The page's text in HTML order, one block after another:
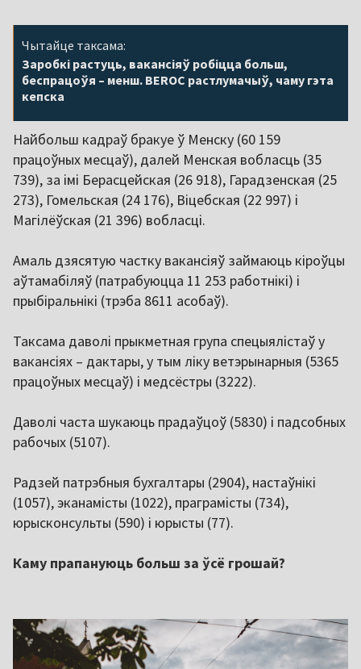
Чытайце таксама:
Заробкі растуць, вакансіяў робіцца больш,
беспрацоўя – менш. BEROC растлумачыў, чаму гэта
кепска
Найбольш кадраў бракуе ў Менску (60 159
працоўных месцаў), далей Менская вобласць (35
739), за імі Берасцейская (26 918), Гарадзенская (25
273), Гомельская (24 176), Віцебская (22 997) і
Магілёўская (21 396) вобласці.
Амаль дзясятую частку вакансіяў займаюць кіроўцы
аўтамабіляў (патрабуюцца 11 253 работнікі) і
прыбіральнікі (трэба 8611 асобаў).
Таксама даволі прыкметная група спецыялістаў у
вакансіях – дактары, у тым ліку ветэрынарныя (5365
працоўных месцаў) і медсёстры (3222).
Даволі часта шукаюць прадаўцоў (5830) і падсобных
рабочых (5107).
Радзей патрэбныя бухгалтары (2904), настаўнікі
(1057), эканамісты (1022), праграмісты (734),
юрысконсульты (590) і юрысты (77).
Каму прапануюць больш за ўсё грошай?